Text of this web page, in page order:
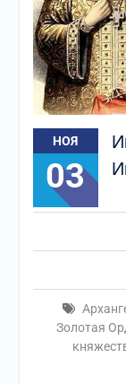
НОЯ
03
Золотая